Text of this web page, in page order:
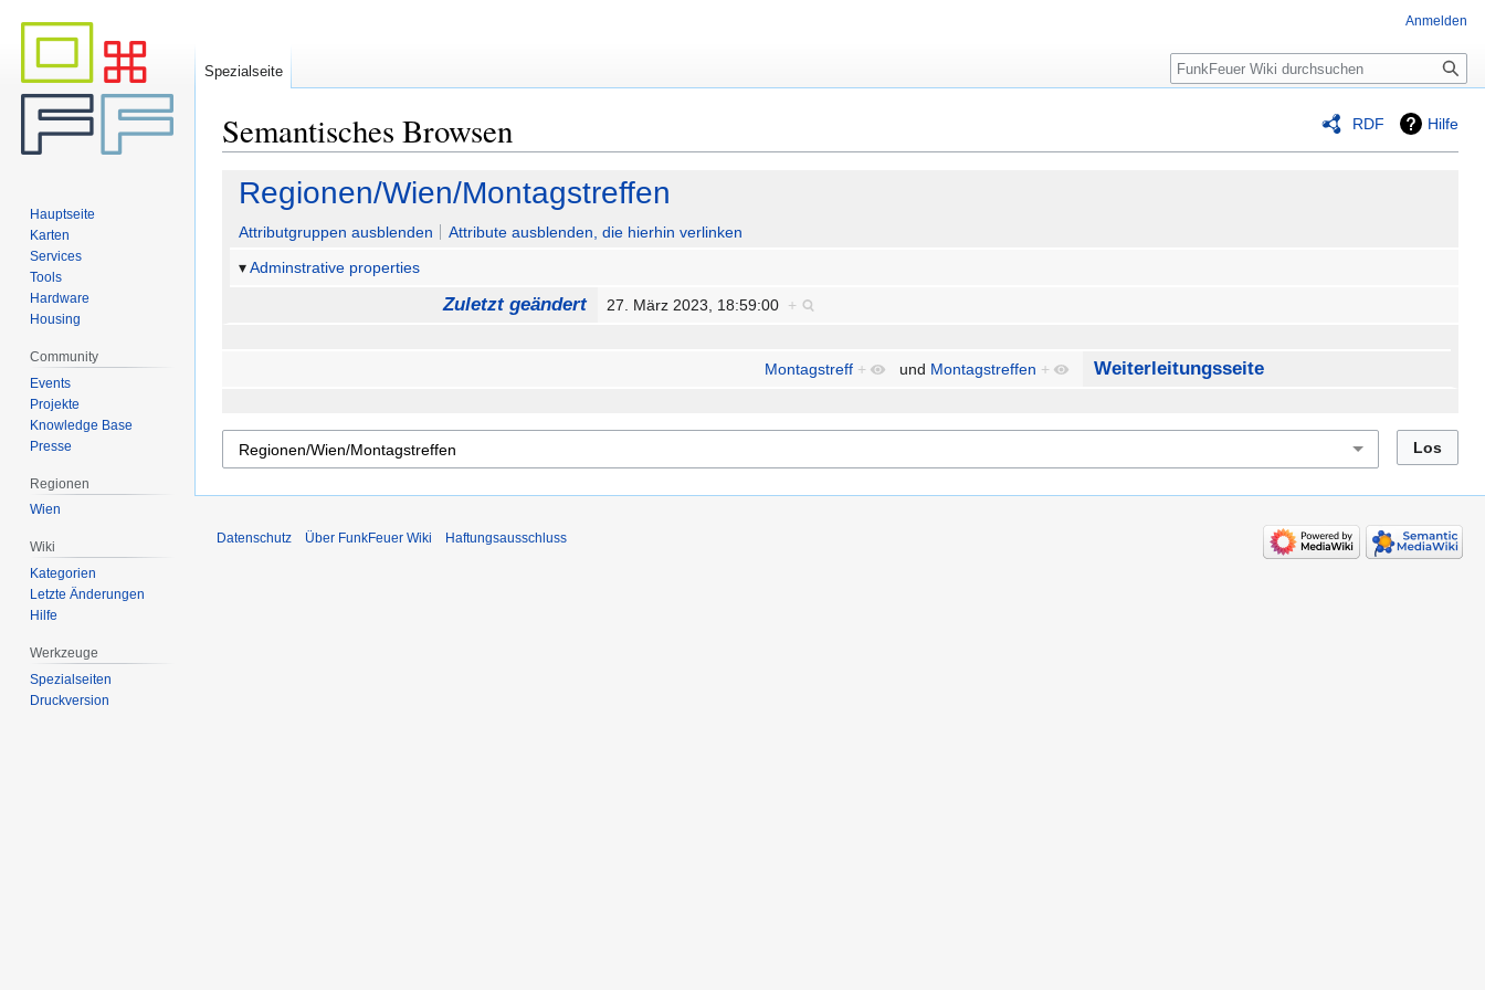
RDF Hilfe
Semantisches Browsen
Zur
Navigation
springen
Zur
Suche
springen
Regionen/Wien/Montagstreffen
Attributgruppen ausblenden
Attribute ausblenden, die hierhin verlinken
Adminstrative properties
Zuletzt geändert 27. März 2023, 18:59:00 +
Montagstreff + und Montagstreffen + Weiterleitungsseite
Anmelden
Spezialseite
Suche
Hauptseite
Karten
Services
Tools
Hardware
Housing
Community
Events
Projekte
Knowledge Base
Presse
Regionen
Wien
Wiki
Kategorien
Letzte Änderungen
Hilfe
Werkzeuge
Spezialseiten
Druckversion
Datenschutz Über FunkFeuer Wiki Haftungsausschluss